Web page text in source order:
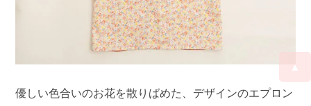
優しい色合いのお花を散りばめた、デザインのエプロン
▲